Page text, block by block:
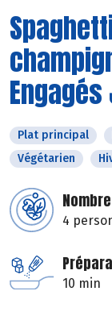
Plat principal
Végétarien
4
10 min